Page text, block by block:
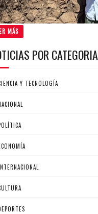
MÁS
POR CATEGORIA
Y TECNOLOGÍA